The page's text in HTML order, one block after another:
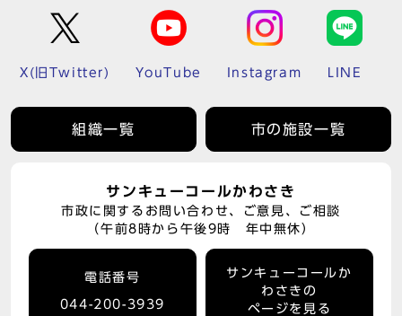
X(旧Twitter) YouTube Instagram LINE
組織一覧 市の施設一覧
サンキューコールかわさき
市政に関するお問い合わせ、ご意見、ご相談
（午前8時から午後9時 年中無休）
電話番号
044-200-3939
サンキューコールか
わさきの
ページを見る